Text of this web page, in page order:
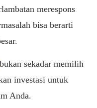
merespons
bisa berarti
bukan sekadar memilih
investasi untuk
Anda.